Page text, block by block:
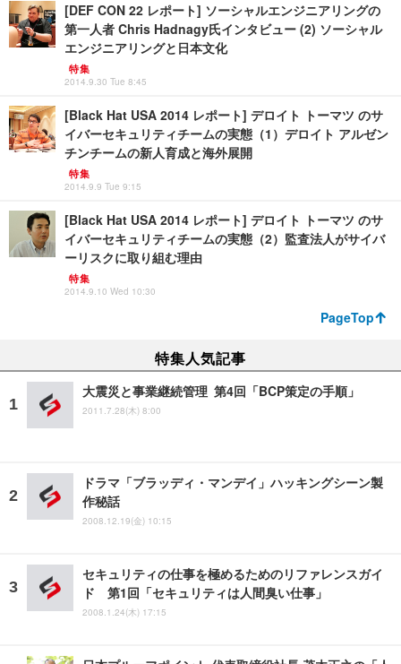
[DEF CON 22 レポート] ソーシャルエンジニアリングの
第一人者 Chris Hadnagy氏インタビュー (2) ソーシャル
エンジニアリングと日本文化
特集
2014.9.30 Tue 8:45
[Black Hat USA 2014 レポート] デロイト トーマツ のサ
イバーセキュリティチームの実態（1）デロイト アルゼン
チンチームの新人育成と海外展開
特集
2014.9.9 Tue 9:15
[Black Hat USA 2014 レポート] デロイト トーマツ のサ
イバーセキュリティチームの実態（2）監査法人がサイバ
ーリスクに取り組む理由
特集
2014.9.10 Wed 10:30
PageTop
特集人気記事
大震災と事業継続管理 第4回「BCP策定の手順」
2011.7.28(木) 8:00
ドラマ「ブラッディ・マンデイ」ハッキングシーン製
作秘話
2008.12.19(金) 10:15
セキュリティの仕事を極めるためのリファレンスガイ
ド 第1回「セキュリティは人間臭い仕事」
2008.1.24(木) 17:15